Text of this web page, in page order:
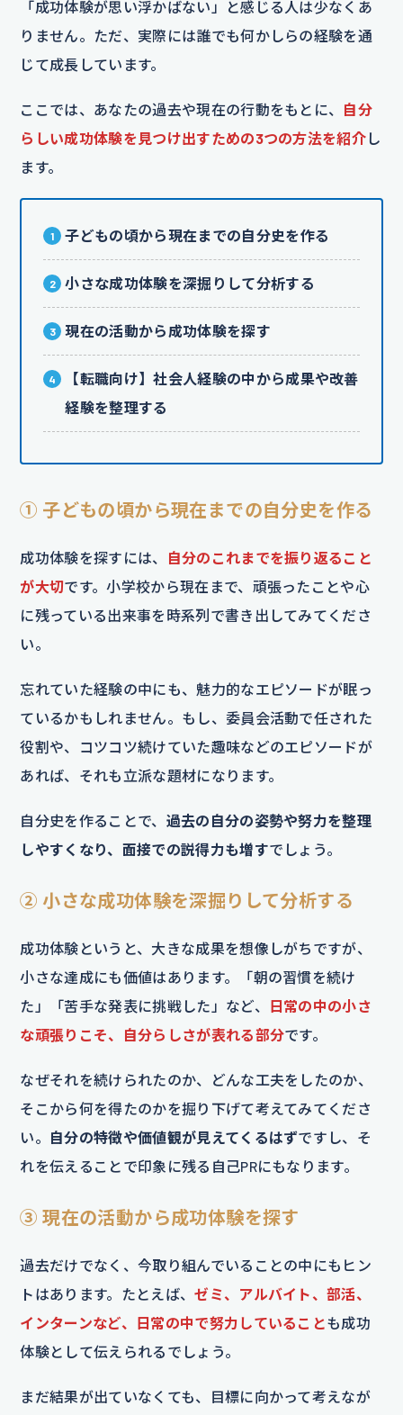
「成功体験が思い浮かばない」と感じる人は少なくあ
りません。ただ、実際には誰でも何かしらの経験を通
じて成長しています。
ここでは、あなたの過去や現在の行動をもとに、 自分
らしい成功体験を見つけ出すための3つの方法を紹介 し
ます。
子どもの頃から現在までの自分史を作る
小さな成功体験を深掘りして分析する
現在の活動から成功体験を探す
【転職向け】社会人経験の中から成果や改善
経験を整理する
① 子どもの頃から現在までの自分史を作る
成功体験を探すには、
自分のこれまでを振り返ること
が大切です。小学校から現在まで、頑張ったことや心
に残っている出来事を時系列で書き出してみてくださ
い。
忘れていた経験の中にも、魅力的なエピソードが眠っ
ているかもしれません。もし、委員会活動で任された
役割や、コツコツ続けていた趣味などのエピソードが
あれば、それも立派な題材になります。
自分史を作ることで、 過去の自分の姿勢や努力を整理
しやすくなり、面接での説得力も増すでしょう。
② 小さな成功体験を深掘りして分析する
成功体験というと、大きな成果を想像しがちですが、
小さな達成にも価値はあります。「朝の習慣を続け
た」「苦手な発表に挑戦した」など、
日常の中の小さ
な頑張りこそ、自分らしさが表れる部分です。
なぜそれを続けられたのか、どんな工夫をしたのか、
そこから何を得たのかを掘り下げて考えてみてくださ
い。
自分の特徴や価値観が見えてくるはずですし、そ
れを伝えることで印象に残る自己PRにもなります。
③ 現在の活動から成功体験を探す
過去だけでなく、今取り組んでいることの中にもヒン
トはあります。たとえば、ゼミ、アルバイト、部活、
インターンなど、日常の中で努力していること も成功
体験として伝えられるでしょう。
まだ結果が出ていなくても、目標に向かって考えなが